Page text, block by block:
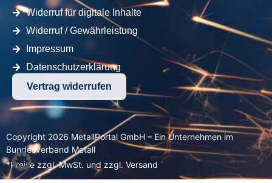
Widerruf für digitale Inhalte
Widerruf / Gewährleistung
Impressum
Datenschutzerklärung
Vertrag widerrufen
Copyright 2026 MetallPortal GmbH – Ein Unternehmen im
Bundesverband Metall
*Preise zzgl. MwSt. und zzgl. Versand